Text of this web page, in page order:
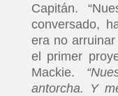
INICIO
Capitán.
conversado,
era no
el primer
Mackie.
antorcha. Y